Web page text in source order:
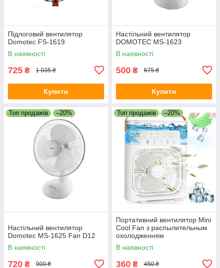
Підлоговий вентилятор
Domotec FS-1619
В наявності
725 ₴ 1 035 ₴
Купити
Настільний вентилятор
DOMOTEC MS-1623
В наявності
500 ₴ 675 ₴
Купити
Топ продажів –20%
Настільний вентилятор
Domotec MS-1625 Fan D12
В наявності
720 ₴ 900 ₴
Топ продажів –20%
Портативний вентилятор Mini
Cool Fan з распылительным
охолодженням
В наявності
360 ₴ 450 ₴